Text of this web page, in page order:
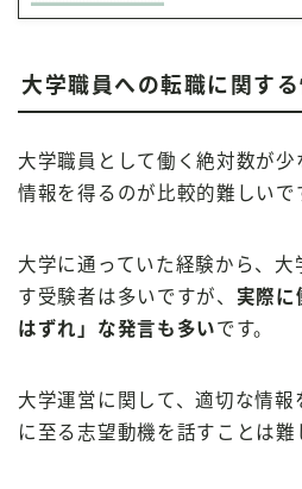
大学職員への転職に関す
大学職員として働く絶対数が
情報を得るのが比較的難しいで
大学に通っていた経験から、
す受験者は多いですが、 実際に
はずれ」な発言も多いです。
大学運営に関して、適切な情報
に至る志望動機を話すことは難